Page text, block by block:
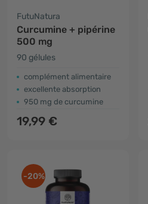
FutuNatura
Curcumine + pipérine
500 mg
90 gélules
complément alimentaire
excellente absorption
950 mg de curcumine
19,99 €
-20%